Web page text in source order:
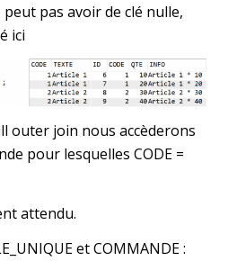
peut pas avoir de clé nulle,
ici
outer join nous accèderons
pour lesquelles CODE =
attendu.
et COMMANDE :